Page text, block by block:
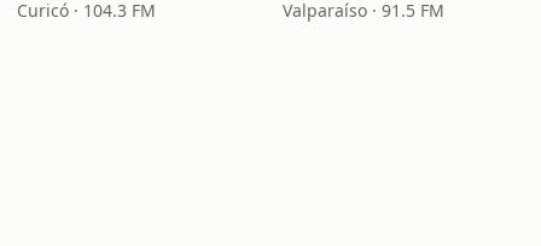
Curicó · 104.3 FM Valparaíso · 91.5 FM